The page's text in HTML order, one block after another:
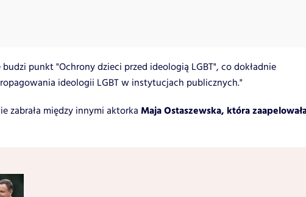
budzi punkt "Ochrony dzieci przed ideologią LGBT", co dokładnie
ideologii LGBT w instytucjach publicznych."
zabrała między innymi aktorka Maja Ostaszewska, która